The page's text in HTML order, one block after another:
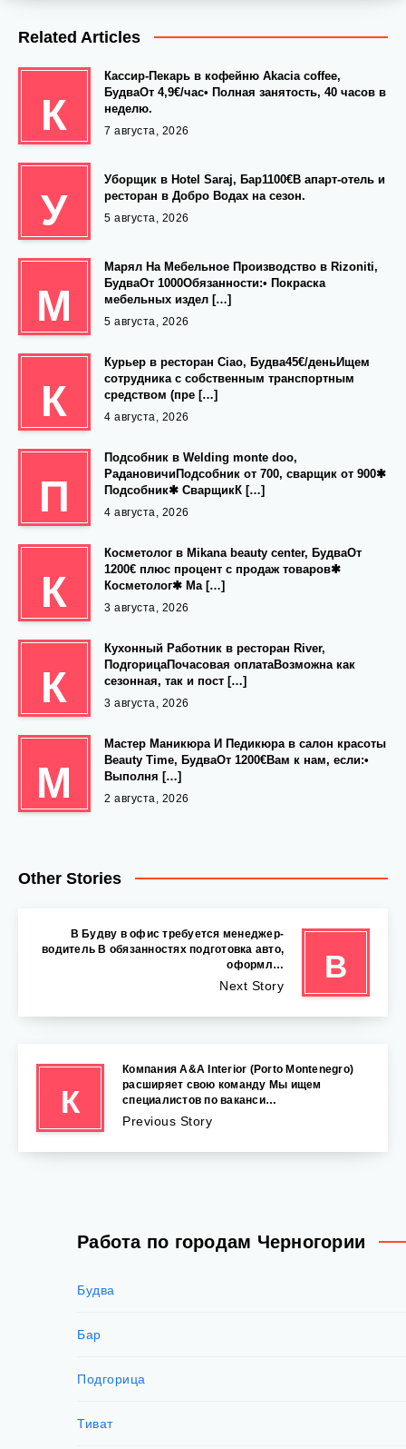
Related Articles
К
Кассир-Пекарь в кофейню Akacia coffee,
БудваОт 4,9€/час• Полная занятость, 40 часов в
неделю.
7 августа, 2026
У
Уборщик в Hotel Saraj, Бар1100€В апарт-отель и
ресторан в Добро Водах на сезон.
5 августа, 2026
М
Марял На Мебельное Производство в Rizoniti,
БудваОт 1000Обязанности:• Покраска
мебельных издел […]
5 августа, 2026
К
Курьер в ресторан Ciao, Будва45€/деньИщем
сотрудника с собственным транспортным
средством (пре […]
4 августа, 2026
П
Подсобник в Welding monte doo,
РадановичиПодсобник от 700, сварщик от 900✱
Подсобник✱ СварщикК […]
4 августа, 2026
К
Косметолог в Mikana beauty center, БудваОт
1200€ плюс процент с продаж товаров✱
Косметолог✱ Ма […]
3 августа, 2026
К
Кухонный Работник в ресторан River,
ПодгорицаПочасовая оплатаВозможна как
сезонная, так и пост […]
3 августа, 2026
М
Мастер Маникюра И Педикюра в салон красоты
Beauty Time, БудваОт 1200€Вам к нам, если:•
Выполня […]
2 августа, 2026
Other Stories
В
В Будву в офис требуется менеджер-
водитель В обязанностях подготовка авто,
оформл…
Next Story
К
Компания A&A Interior (Porto Montenegro)
расширяет свою команду Мы ищем
специалистов по ваканси…
Previous Story
Работа по городам Черногории
Будва
Бар
Подгорица
Тиват